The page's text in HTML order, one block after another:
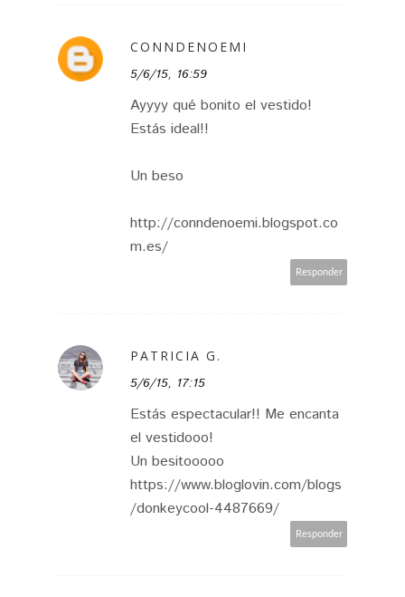
CONNDENOEMI
5/6/15, 16:59
Ayyyy qué bonito el vestido!
Estás ideal!!
Un beso
http://conndenoemi.blogspot.co
m.es/
Responder
PATRICIA G.
5/6/15, 17:15
Estás espectacular!! Me encanta
el vestidooo!
Un besitooooo
https://www.bloglovin.com/blogs
/donkeycool-4487669/
Responder